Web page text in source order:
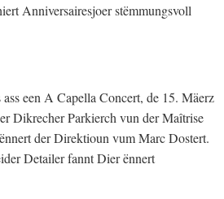
Anniversairesjoer stëmmungsvoll
een A Capella Concert, de 15. Mäerz
Dikrecher Parkierch vun der Maîtrise
der Direktioun vum Marc Dostert.
Detailer fannt Dier ënnert